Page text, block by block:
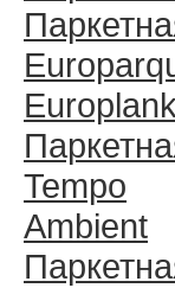
Europlank
Tempo
Ambient